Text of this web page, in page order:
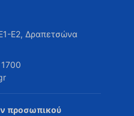
Ε2, Δραπετσώνα
προσωπικού